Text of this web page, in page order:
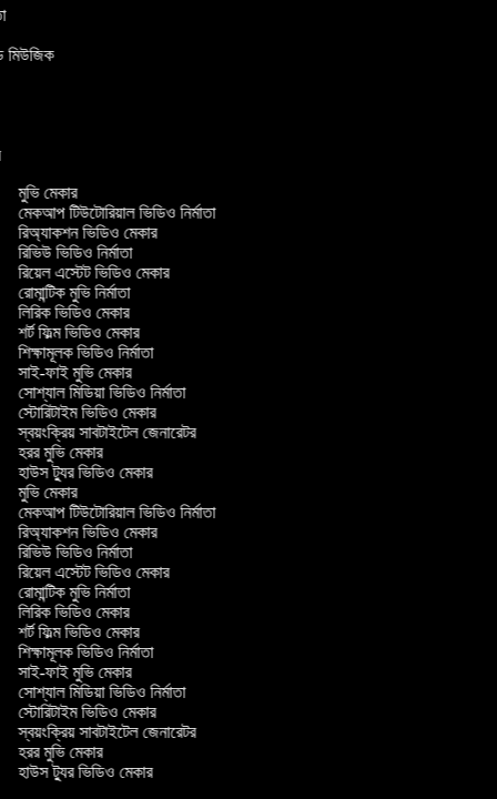
মিউজিক
মুভি মেকার
মেকআপ টিউটোরিয়াল ভিডিও নির্মাতা
রিঅ্যাকশন ভিডিও মেকার
রিভিউ ভিডিও নির্মাতা
রিয়েল এস্টেট ভিডিও মেকার
রোমান্টিক মুভি নির্মাতা
লিরিক ভিডিও মেকার
শর্ট ফিল্ম ভিডিও মেকার
শিক্ষামূলক ভিডিও নির্মাতা
সাই-ফাই মুভি মেকার
সোশ্যাল মিডিয়া ভিডিও নির্মাতা
স্টোরিটাইম ভিডিও মেকার
স্বয়ংক্রিয় সাবটাইটেল জেনারেটর
হরর মুভি মেকার
হাউস ট্যুর ভিডিও মেকার
মুভি মেকার
মেকআপ টিউটোরিয়াল ভিডিও নির্মাতা
রিঅ্যাকশন ভিডিও মেকার
রিভিউ ভিডিও নির্মাতা
রিয়েল এস্টেট ভিডিও মেকার
রোমান্টিক মুভি নির্মাতা
লিরিক ভিডিও মেকার
শর্ট ফিল্ম ভিডিও মেকার
শিক্ষামূলক ভিডিও নির্মাতা
সাই-ফাই মুভি মেকার
সোশ্যাল মিডিয়া ভিডিও নির্মাতা
স্টোরিটাইম ভিডিও মেকার
স্বয়ংক্রিয় সাবটাইটেল জেনারেটর
হরর মুভি মেকার
হাউস ট্যুর ভিডিও মেকার